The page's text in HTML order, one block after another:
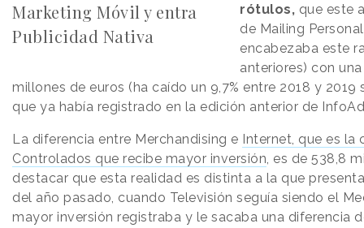
Marketing Móvil y entra
Publicidad Nativa
rótulos, que este
de Mailing
encabezaba este
anteriores) con
millones de euros (ha caído un 9,7% entre 2018 y 2019
que ya había registrado en la edición anterior de
La diferencia entre Merchandising e Internet, que es
Controlados que recibe mayor inversión, es de 538,8
destacar que esta realidad es distinta a la que
del año pasado, cuando Televisión seguía siendo el
mayor inversión registraba y le sacaba una diferencia